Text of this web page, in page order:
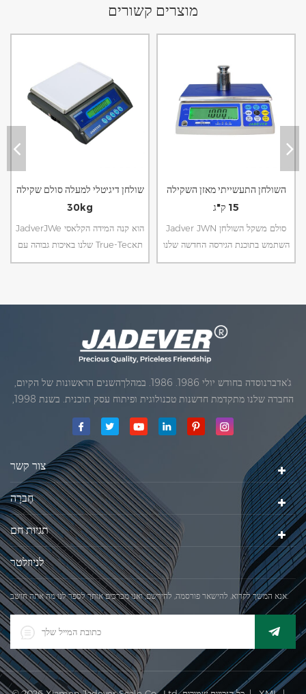
מוצרים קשורים
שולחן דיגיטלי למעלה סולם שקילה
30kg
JadverJWe הוא קנה המידה הקלאסי
שלנו באיכות גבוהה עם True-Tecתא
עומס, עם Sampel פיסת ספירת
השולחן התעשייתי מאזן השקילה
15 ק"ג
Jadver JWN סולם משקל השולחן
השתמש בתוכנת הגירסה החדשה שלנו
עם פונקציות שקילה קלות יותר, ויכולות
ג'אדברנוסדה בחודש יולי 1986. 1986. במהלךהשנים הראשונות של הקיום,
החברה שלנו מתקדמת חדשנות טכנולוגית ופיתוח עסק תוכנית. בשנת 1998,
החברה שלנו השיגה את המטרה האיכותי, כאשר הראשון של המוצרים שלנו
ג'אדברסולם ושות 'בע"מהיה
צור קשר
חֶברָה
תגיות חם
לניוזלטר
אנא המשך לקרוא, להישאר פורסמה, להירשם, ואנו מברכים אותך לספר לנו מה אתה חושב.